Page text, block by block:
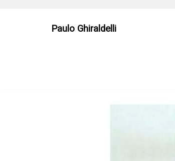
Paulo Ghiraldelli